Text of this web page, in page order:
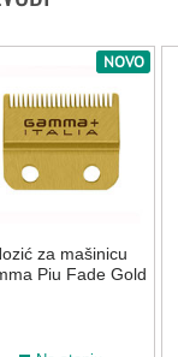
NOVO
za mašinicu
Piu Fade Gold